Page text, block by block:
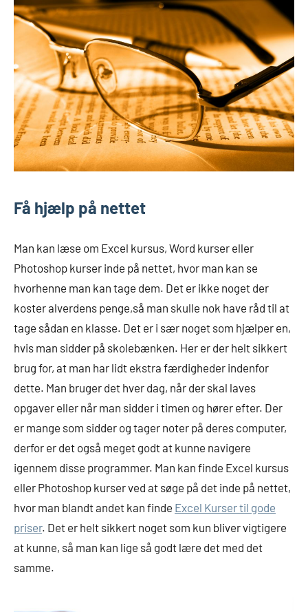
Få hjælp på nettet
Man kan læse om Excel kursus, Word kurser eller
Photoshop kurser inde på nettet, hvor man kan se
hvorhenne man kan tage dem. Det er ikke noget der
koster alverdens penge,så man skulle nok have råd til at
tage sådan en klasse. Det er i sær noget som hjælper en,
hvis man sidder på skolebænken. Her er der helt sikkert
brug for, at man har lidt ekstra færdigheder indenfor
dette. Man bruger det hver dag, når der skal laves
opgaver eller når man sidder i timen og hører efter. Der
er mange som sidder og tager noter på deres computer,
derfor er det også meget godt at kunne navigere
igennem disse programmer. Man kan finde Excel kursus
eller Photoshop kurser ved at søge på det inde på nettet,
hvor man blandt andet kan finde Excel Kurser til gode
priser. Det er helt sikkert noget som kun bliver vigtigere
at kunne, så man kan lige så godt lære det med det
samme.